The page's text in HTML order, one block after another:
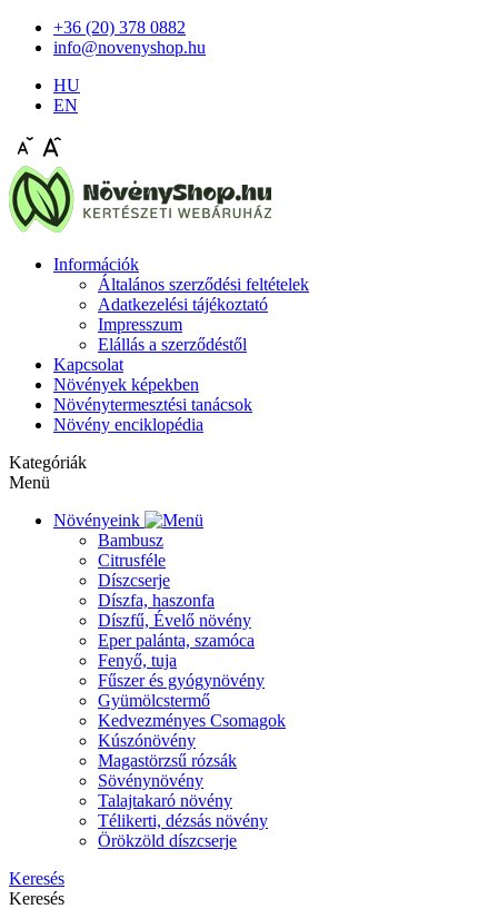
+36 (20) 378 0882
info@novenyshop.hu
HU
EN
Információk
Általános szerződési feltételek
Adatkezelési tájékoztató
Impresszum
Elállás a szerződéstől
Kapcsolat
Növények képekben
Növénytermesztési tanácsok
Növény enciklopédia
Kategóriák
Menü
Növényeink
Bambusz
Citrusféle
Díszcserje
Díszfa, haszonfa
Díszfű, Évelő növény
Eper palánta, szamóca
Fenyő, tuja
Fűszer és gyógynövény
Gyümölcstermő
Kedvezményes Csomagok
Kúszónövény
Magastörzsű rózsák
Sövénynövény
Talajtakaró növény
Télikerti, dézsás növény
Örökzöld díszcserje
Keresés
Keresés